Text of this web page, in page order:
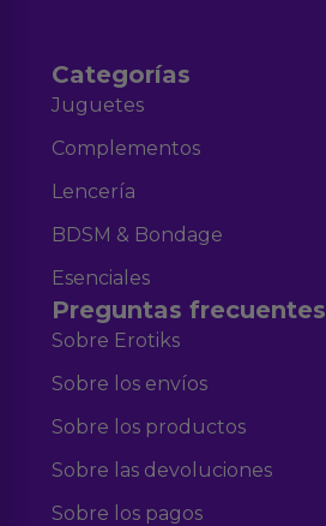
Categorías
Juguetes
Complementos
Lencería
BDSM & Bondage
Esenciales
Preguntas frecuentes
Sobre Erotiks
Sobre los envíos
Sobre los productos
Sobre las devoluciones
Sobre los pagos